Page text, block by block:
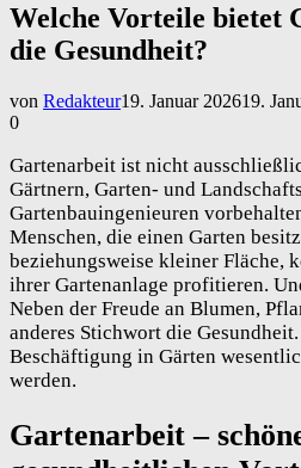
Welche Vorteile bietet
die Gesundheit?
von Redakteur19. Januar 202619.
0
Gartenarbeit ist nicht
Gärtnern, Garten- und
Gartenbauingenieuren
Menschen, die einen Garten
beziehungsweise kleiner Fläche,
ihrer Gartenanlage profitieren.
Neben der Freude an Blumen,
anderes Stichwort die
Beschäftigung in Gärten
werden.
Gartenarbeit –